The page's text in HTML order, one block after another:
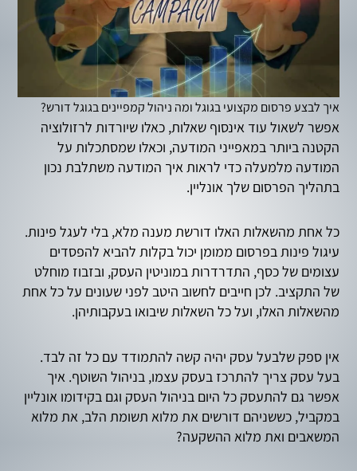
איך לבצע פרסום מקצועי בגוגל ומה ניהול קמפיינים בגוגל דורש?
אפשר לשאול עוד אינסוף שאלות, כאלו שיורדות לרזולוציה
הקטנה ביותר במאפייני המודעה, וכאלו שמסתכלות על
המודעה מלמעלה כדי לראות איך המודעה משתלבת נכון
בתהליך הפרסום שלך אונליין.
כל אחת מהשאלות האלו דורשת מענה מלא, בלי לעגל פינות.
עיגול פינות בפרסום ממומן יכול בקלות להביא להפסדים
עצומים של כסף, התדרדרות במוניטין העסק, ובזבוז מוחלט
של התקציב. לכן חייבים לחשוב היטב לפני שעונים על כל אחת
מהשאלות האלו, ועל כל השאלות שיבואו בעקבותיהן.
אין ספק שלבעל עסק יהיה קשה להתמודד עם כל זה לבד.
בעל עסק צריך להתרכז בעסק עצמו, בניהול השוטף. איך
אפשר גם להתעסק כל היום בניהול העסק וגם בקידומו אונליין
במקביל, כששניהם דורשים את מלוא תשומת הלב, את מלוא
המשאבים ואת מלוא ההשקעה?